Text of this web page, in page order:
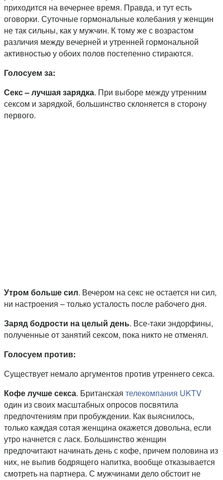
приходится на вечернее время. Правда, и тут есть
оговорки. Суточные гормональные колебания у женщин
не так сильны, как у мужчин. К тому же с возрастом
различия между вечерней и утренней гормональной
активностью у обоих полов постепенно стираются.
Голосуем за:
Секс – лучшая зарядка. При выборе между утренним
сексом и зарядкой, большинство склоняется в сторону
первого.
Утром больше сил. Вечером на секс не остается ни сил,
ни настроения – только усталость после рабочего дня.
Заряд бодрости на целый день. Все-таки эндорфины,
полученные от занятий сексом, пока никто не отменял.
Голосуем против:
Существует немало аргументов против утреннего секса.
Кофе лучше секса. Британская телекомпания UKTV
один из своих масштабных опросов посвятила
предпочтениям при пробуждении. Как выяснилось,
только каждая сотая женщина окажется довольна, если
утро начнется с ласк. Большинство женщин
предпочитают начинать день с кофе, причем половина из
них, не выпив бодрящего напитка, вообще отказывается
смотреть на партнера. С мужчинами дело обстоит не